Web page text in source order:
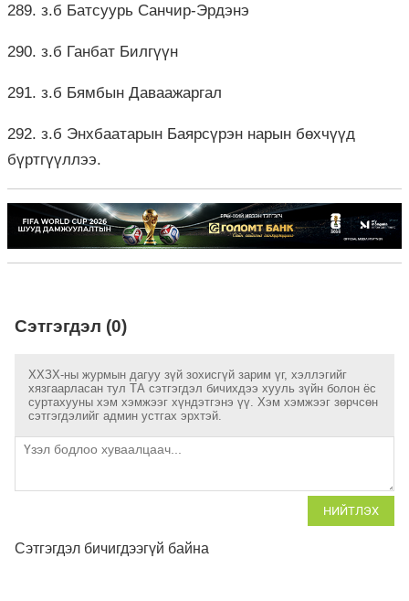
289. з.б Батсуурь Санчир-Эрдэнэ
290. з.б Ганбат Билгүүн
291. з.б Бямбын Даваажаргал
292. з.б Энхбаатарын Баярсүрэн нарын бөхчүүд
бүртгүүллээ.
Сэтгэгдэл (0)
ХХЗХ-ны журмын дагуу зүй зохисгүй зарим үг, хэллэгийг
хязгаарласан тул ТА сэтгэгдэл бичихдээ хууль зүйн болон ёс
суртахууны хэм хэмжээг хүндэтгэнэ үү. Хэм хэмжээг зөрчсөн
сэтгэгдэлийг админ устгах эрхтэй.
НИЙТЛЭХ
Сэтгэгдэл бичигдээгүй байна